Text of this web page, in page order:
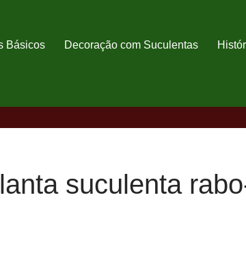
Básicos Decoração com Suculentas
suculenta